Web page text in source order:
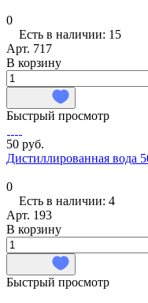
0
Есть в наличии: 15
Арт. 717
В корзину
Быстрый просмотр
50 руб.
Дистиллированная вода
0
Есть в наличии: 4
Арт. 193
В корзину
Быстрый просмотр